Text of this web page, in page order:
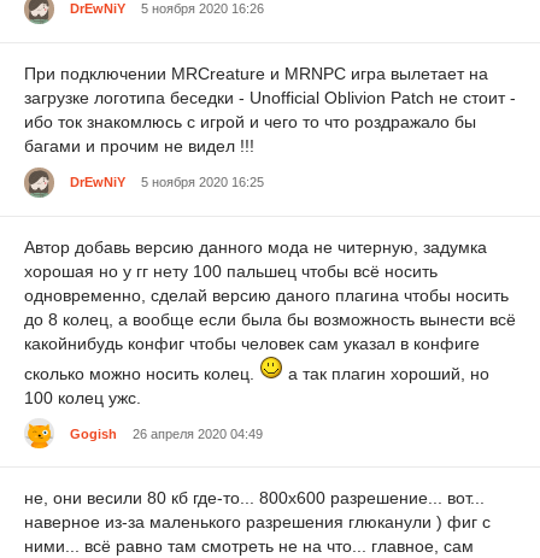
DrEwNiY 5 ноября 2020 16:26
При подключении MRCreature и MRNPC игра вылетает на
загрузке логотипа беседки - Unofficial Oblivion Patch не стоит -
ибо ток знакомлюсь с игрой и чего то что роздражало бы
багами и прочим не видел !!!
DrEwNiY 5 ноября 2020 16:25
Автор добавь версию данного мода не читерную, задумка
хорошая но у гг нету 100 пальшец чтобы всё носить
одновременно, сделай версию даного плагина чтобы носить
до 8 колец, а вообще если была бы возможность вынести всё
какойнибудь конфиг чтобы человек сам указал в конфиге
сколько можно носить колец.
а так плагин хороший, но
100 колец ужс.
Gogish 26 апреля 2020 04:49
не, они весили 80 кб где-то... 800х600 разрешение... вот...
наверное из-за маленького разрешения глюканули ) фиг с
ними... всё равно там смотреть не на что... главное, сам